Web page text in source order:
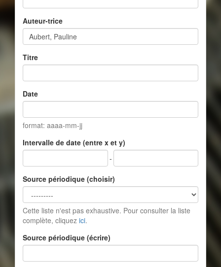
Auteur-trice
Titre
Date
format: aaaa-mm-jj
Intervalle de date (entre x et y)
-
Source périodique (choisir)
Cette liste n'est pas exhaustive. Pour consulter la liste
complète, cliquez ici.
Source périodique (écrire)